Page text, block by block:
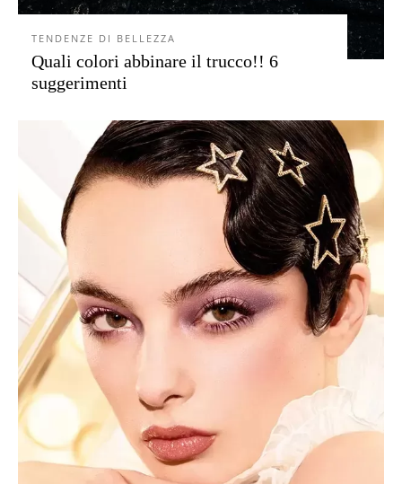
TENDENZE DI BELLEZZA
Quali colori abbinare il trucco!! 6
suggerimenti